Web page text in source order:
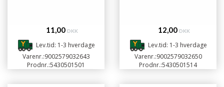
11,00 DKK
Lev.tid: 1-3 hverdage
Varenr.:9002579032643
Prodnr.:5430501501
12,00 DKK
Lev.tid: 1-3 hverdage
Varenr.:9002579032650
Prodnr.:5430501514